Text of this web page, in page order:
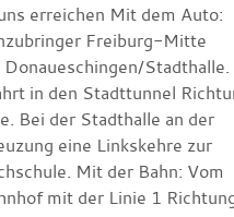
erreichen Mit dem Auto:
Freiburg-Mitte
Donaueschingen/Stadthalle.
in den Stadttunnel
Bei der Stadthalle an der
eine Linkskehre zur
Mit der Bahn: Vom
mit der Linie 1